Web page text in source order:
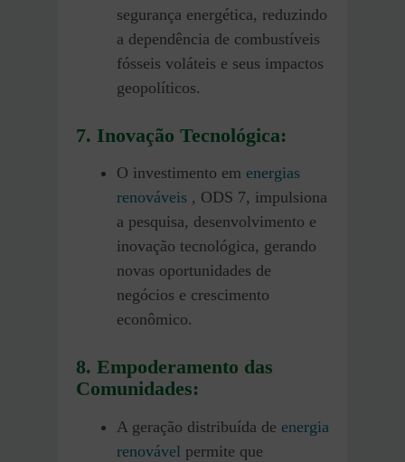
segurança energética, reduzindo
a dependência de combustíveis
fósseis voláteis e seus impactos
geopolíticos.
7. Inovação Tecnológica:
O investimento em energias
renováveis , ODS 7, impulsiona
a pesquisa, desenvolvimento e
inovação tecnológica, gerando
novas oportunidades de
negócios e crescimento
econômico.
8. Empoderamento das
Comunidades:
A geração distribuída de energia
renovável permite que